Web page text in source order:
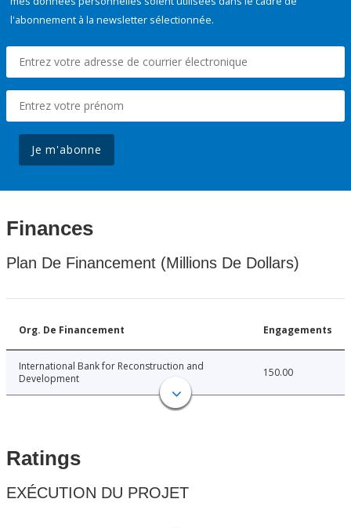
l'abonnement à la newsletter sélectionnée.
Je m'abonne
Finances
Plan De Financement (Millions De Dollars)
Org. De Financement Engagements
International Bank for Reconstruction and
Development
150.00
Ratings
EXÉCUTION DU PROJET